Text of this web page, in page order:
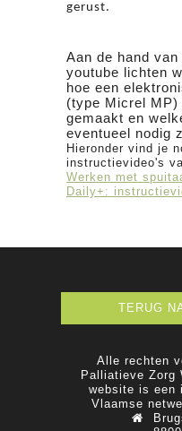
gerust.
Aan de hand
youtube lichten
hoe een
(type Micrel
gemaakt en
eventueel nodig
Hieronder vind je
instructievideo's
Werken met
Daily+:
TERUG
Alle rechten
Palliatieve Zorg
website is een
Vlaamse